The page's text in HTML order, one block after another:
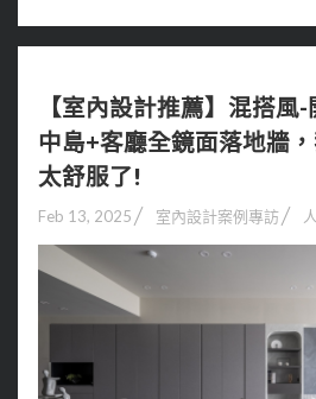
【室內設計推薦】混搭風
中島+客廳全鏡面落地牆
太舒服了!
Feb 13, 2025 室內設計案例專訪